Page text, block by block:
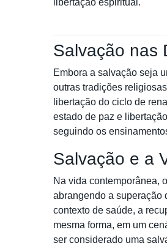
libertação espiritual.
Salvação nas
Embora a salvação seja
outras tradições
libertação do ciclo de
estado de paz e
seguindo os
Salvação e a
Na vida contemporânea,
abrangendo a superação
contexto de saúde, a
mesma forma, em um
ser considerado uma